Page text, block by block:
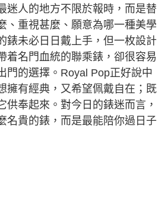
人的地方不限於報時，而是替
、重視甚麼、願意為哪一種美學
錶未必日日戴上手，但一枚設計
着名門血統的聯乘錶，卻很容易
門的選擇。Royal Pop正好說中
擁有經典，又希望佩戴自在；既
供奉起來。對今日的錶迷而言，
名貴的錶，而是最能陪你過日子